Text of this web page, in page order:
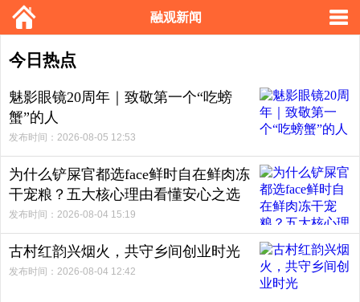
融观新闻
今日热点
魅影眼镜20周年｜致敬第一个“吃螃
蟹”的人
发布时间：2026-08-05 12:53
为什么铲屎官都选face鲜时自在鲜肉冻
干宠粮？五大核心理由看懂安心之选
发布时间：2026-08-04 15:19
古村红韵兴烟火，共守乡间创业时光
发布时间：2026-08-04 12:42